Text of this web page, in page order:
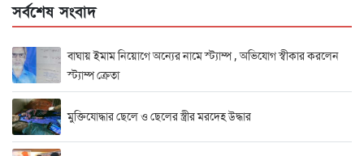
সর্বশেষ সংবাদ
বাঘায় ইমাম নিয়োগে অন্যের নামে স্ট্যাম্প , অভিযোগ স্বীকার করলেন
স্ট্যাম্প ক্রেতা
মুক্তিযোদ্ধার ছেলে ও ছেলের স্ত্রীর মরদেহ উদ্ধার